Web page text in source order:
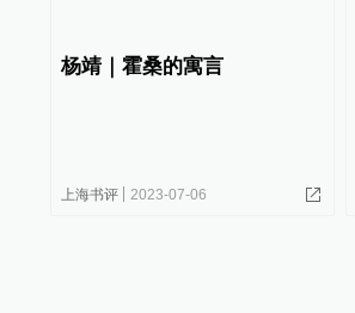
杨靖｜霍桑的寓言
上海书评 2023-07-06